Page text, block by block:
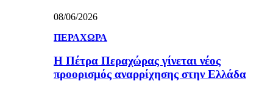
08/06/2026
ΠΕΡΑΧΩΡΑ
Η Πέτρα Περαχώρας γίνεται νέος
προορισμός αναρρίχησης στην Ελλάδα